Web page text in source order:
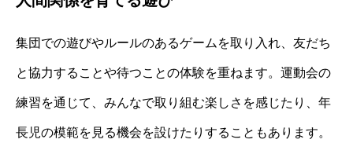
集団での遊びやルールのあるゲームを取り入れ、友だち
と協力することや待つことの体験を重ねます。運動会の
練習を通じて、みんなで取り組む楽しさを感じたり、年
長児の模範を見る機会を設けたりすることもあります。